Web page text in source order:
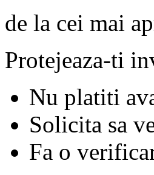
de la cei mai
Protejeaza-ti
Nu platiti
Solicita sa
Fa o